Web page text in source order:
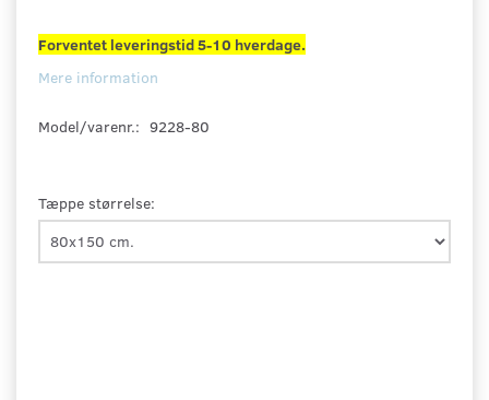
Forventet leveringstid 5-10 hverdage.
Mere information
Model/varenr.: 9228-80
Tæppe størrelse: